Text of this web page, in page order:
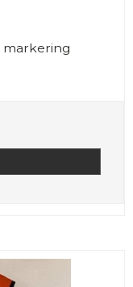
markering